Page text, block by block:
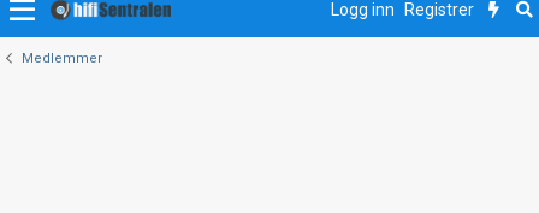
Logg inn Registrer
Medlemmer